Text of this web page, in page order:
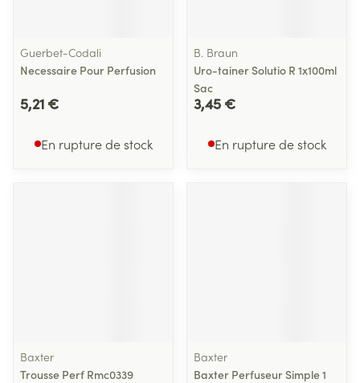
Guerbet-Codali
Necessaire Pour Perfusion
5,21 €
En rupture de stock
B. Braun
Uro-tainer Solutio R 1x100ml
Sac
3,45 €
En rupture de stock
Baxter
Trousse Perf Rmc0339
Baxter
Baxter Perfuseur Simple 1